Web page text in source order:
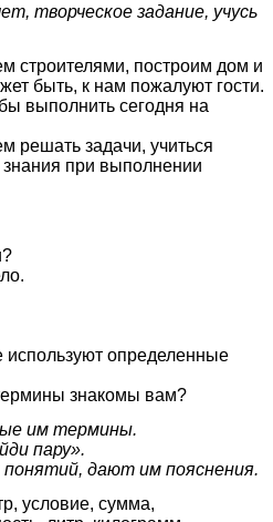
творческое задание, учусь
строителями, построим дом и
быть, к нам пожалуют гости.
выполнить сегодня на
решать задачи, учиться
знания при выполнении
используют определенные
знакомы вам?
им термины.
пару».
дают им пояснения.
условие, сумма,